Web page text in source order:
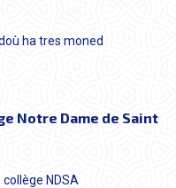
ha tres moned
Notre Dame de Saint
NDSA